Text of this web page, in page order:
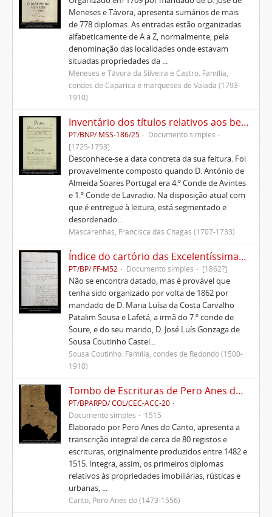
Meneses e Távora, apresenta sumários de mais
de 778 diplomas. As entradas estão organizadas
alfabeticamente de A a Z, normalmente, pela
denominação das localidades onde estavam
situadas propriedades da ...
Meneses e Távora da Silveira e Castro. Família,
condes de Caparica e marqueses de Valada (1793-
1910)
Inventário dos títulos relativos aos bens pertencentes aos Morgados administrados pelo Conde de Avintes
PT/BNP/ MSS-186/25
Documento simples
[1725-1753]
Desconhece-se a data concreta da sua feitura. Foi
provavelmente composto quando D. António de
Almeida Soares Portugal era 4.º Conde de Avintes
e 1.º Conde de Lavradio. Na disposição atual com
que é entregue à leitura, está segmentado e
desordenado...
Mascarenhas, Francisca das Chagas (1707-1733)
Índice do cartório das Excelentíssimas Casas de Soure
PT/BP/ FF-M52 Documento simples [1862?]
Não se encontra datado, mas é provável que
tenha sido organizado por volta de 1862 por
mandado de D. Maria Luísa da Costa Carvalho
Patalim Sousa e Lafetá, a irmã do 7.º conde de
Soure, e do seu marido, D. José Luís Gonzaga de
Sousa Coutinho Castel...
Sousa Coutinho. Família, condes de Redondo (1500-
1910)
Tombo de Escrituras de Pero Anes do Canto
PT/BPARPD/ COL/CEC-ACC-20
Documento simples
1515
Elaborado por Pero Anes do Canto, apresenta a
transcrição integral de cerca de 80 registos e
escrituras, originalmente produzidos entre 1482 e
1515. Integra, assim, os primeiros diplomas
relativos às propriedades imobiliárias, rústicas e
urbanas, ...
Canto, Pero Anes do (1473-1556)